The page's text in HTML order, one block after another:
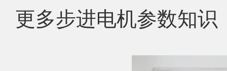
更多步进电机参数知识